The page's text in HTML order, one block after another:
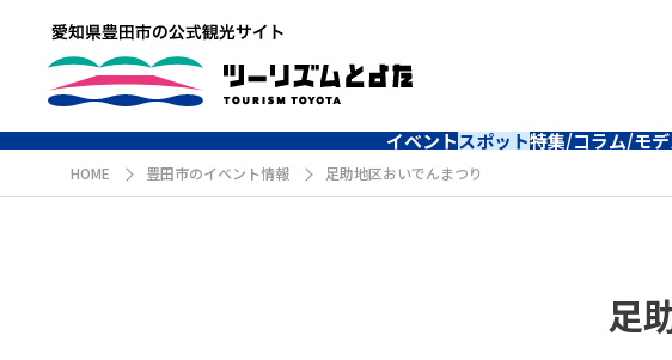
イベントスポット特集/コラム/モ
HOME 豊田市のイベント情報 足助地区おいでんまつり
足